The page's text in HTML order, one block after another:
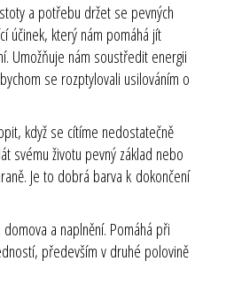
a potřebu držet se pevných
účinek, který nám pomáhá jít
Umožňuje nám soustředit energii
se rozptylovali usilováním o
když se cítíme nedostatečně
svému životu pevný základ nebo
Je to dobrá barva k dokončení
a naplnění. Pomáhá při
především v druhé polovině